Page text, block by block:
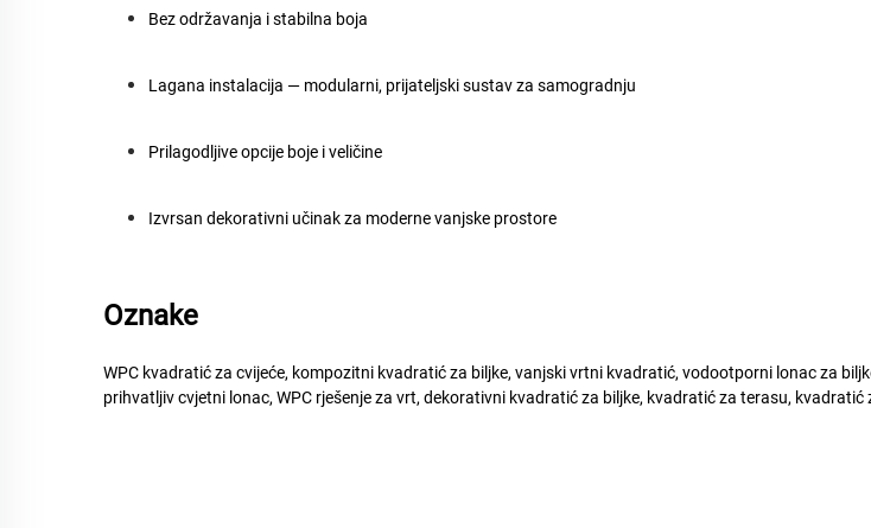
Bez održavanja i stabilna boja
Lagana instalacija — modularni, prijateljski sustav za samogradnju
Prilagodljive opcije boje i veličine
Izvrsan dekorativni učinak za moderne vanjske prostore
Oznake
WPC kvadratić za cvijeće, kompozitni kvadratić za biljke, vanjski vrtni kvadratić, vodootporni lonac za
prihvatljiv cvjetni lonac, WPC rješenje za vrt, dekorativni kvadratić za biljke, kvadratić za terasu, kvadratić